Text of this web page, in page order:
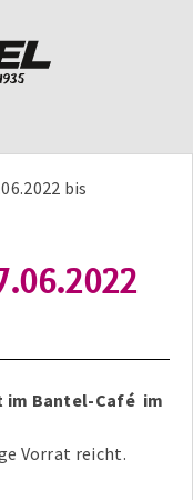
bis
im Bantel-Café im
Vorrat reicht.